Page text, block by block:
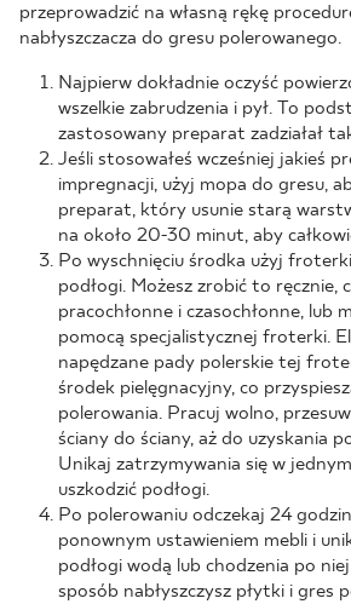
przeprowadzić na własną rękę
nabłyszczacza do gresu polerowanego.
Najpierw dokładnie oczyść
wszelkie zabrudzenia i pył. To
zastosowany preparat zadziałał
Jeśli stosowałeś wcześniej jakieś
impregnacji, użyj mopa do gresu,
preparat, który usunie starą
na około 20-30 minut, aby
Po wyschnięciu środka użyj
podłogi. Możesz zrobić to ręcznie,
pracochłonne i czasochłonne, lub
pomocą specjalistycznej froterki.
napędzane pady polerskie tej
środek pielęgnacyjny, co
polerowania. Pracuj wolno,
ściany do ściany, aż do uzyskania
Unikaj zatrzymywania się w
uszkodzić podłogi.
Po polerowaniu odczekaj 24
ponownym ustawieniem mebli i
podłogi wodą lub chodzenia po
sposób nabłyszczysz płytki i gres